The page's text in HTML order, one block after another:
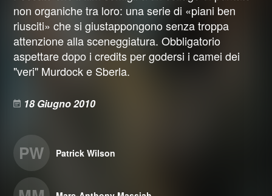
non organiche tra loro: una serie di «piani ben
riusciti» che si giustappongono senza troppa
attenzione alla sceneggiatura. Obbligatorio
aspettare dopo i credits per godersi i camei dei
"veri" Murdock e Sberla.
18 Giugno 2010
PW Patrick Wilson